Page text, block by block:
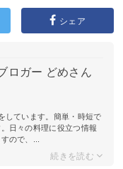
シェア
ロガー どめさん
しています。簡単・時短で
日々の料理に役立つ情報
ので、...